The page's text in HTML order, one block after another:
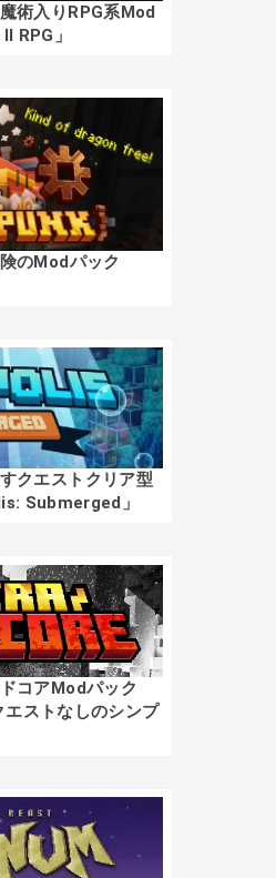
術入りRPG系Mod
RPG」
のModパック
クエストクリア型
Submerged」
コアModパック
ストなしのシンプ